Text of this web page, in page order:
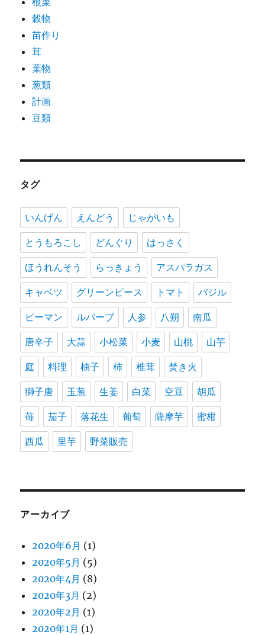
穀物
苗作り
茸
葉物
葱類
計画
豆類
タグ
いんげん えんどう じゃがいも
とうもろこし どんぐり はっさく
ほうれんそう らっきょう アスパラガス
キャベツ グリーンピース トマト バジル
ピーマン ルバーブ 人参 八朔 南瓜
唐辛子 大蒜 小松菜 小麦 山桃 山芋
庭 料理 柚子 柿 椎茸 焚き火
獅子唐 玉葱 生姜 白菜 空豆 胡瓜
苺 茄子 落花生 葡萄 薩摩芋 蜜柑
西瓜 里芋 野菜販売
アーカイブ
2020年6月 (1)
2020年5月 (5)
2020年4月 (8)
2020年3月 (2)
2020年2月 (1)
2020年1月 (1)